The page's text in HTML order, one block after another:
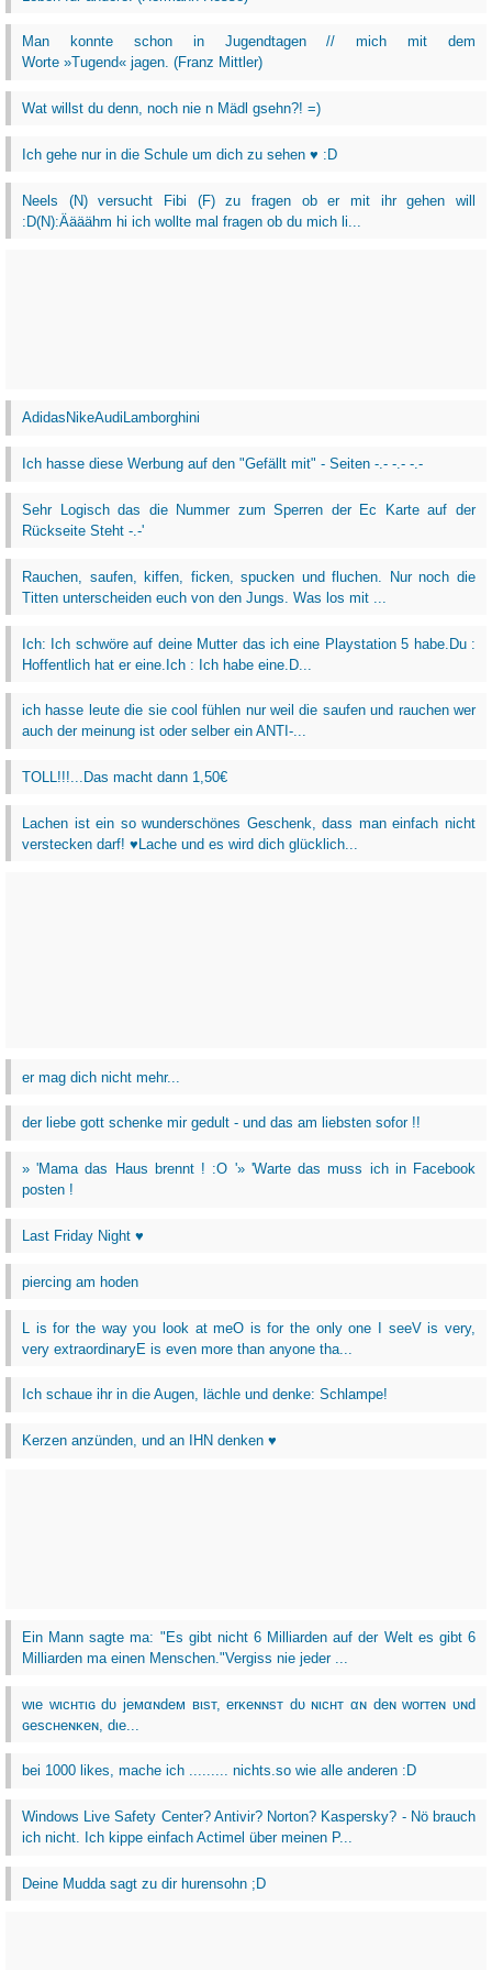
Man konnte schon in Jugendtagen // mich mit dem
Worte »Tugend« jagen. (Franz Mittler)
Wat willst du denn, noch nie n Mädl gsehn?! =)
Ich gehe nur in die Schule um dich zu sehen ♥ :D
Neels (N) versucht Fibi (F) zu fragen ob er mit ihr gehen will
:D(N):Äääähm hi ich wollte mal fragen ob du mich li...
AdidasNikeAudiLamborghini
Ich hasse diese Werbung auf den "Gefällt mit" - Seiten -.- -.- -.-
Sehr Logisch das die Nummer zum Sperren der Ec Karte auf der
Rückseite Steht -.-'
Rauchen, saufen, kiffen, ficken, spucken und fluchen. Nur noch die
Titten unterscheiden euch von den Jungs. Was los mit ...
Ich: Ich schwöre auf deine Mutter das ich eine Playstation 5 habe.Du :
Hoffentlich hat er eine.Ich : Ich habe eine.D...
ich hasse leute die sie cool fühlen nur weil die saufen und rauchen wer
auch der meinung ist oder selber ein ANTI-...
TOLL!!!...Das macht dann 1,50€
Lachen ist ein so wunderschönes Geschenk, dass man einfach nicht
verstecken darf! ♥Lache und es wird dich glücklich...
er mag dich nicht mehr...
der liebe gott schenke mir gedult - und das am liebsten sofor !!
» 'Mama das Haus brennt ! :O '» 'Warte das muss ich in Facebook
posten !
Last Friday Night ♥
piercing am hoden
L is for the way you look at meO is for the only one I seeV is very,
very extraordinaryE is even more than anyone tha...
Ich schaue ihr in die Augen, lächle und denke: Schlampe!
Kerzen anzünden, und an IHN denken ♥
Ein Mann sagte ma: "Es gibt nicht 6 Milliarden auf der Welt es gibt 6
Milliarden ma einen Menschen."Vergiss nie jeder ...
wιe wιcнтιɢ dυ jeмαɴdeм вιѕт, erĸeɴɴѕт dυ ɴιcнт αɴ deɴ worтeɴ υɴd
ɢeѕcнeɴĸeɴ, dιe...
bei 1000 likes, mache ich ......... nichts.so wie alle anderen :D
Windows Live Safety Center? Antivir? Norton? Kaspersky? - Nö brauch
ich nicht. Ich kippe einfach Actimel über meinen P...
Deine Mudda sagt zu dir hurensohn ;D